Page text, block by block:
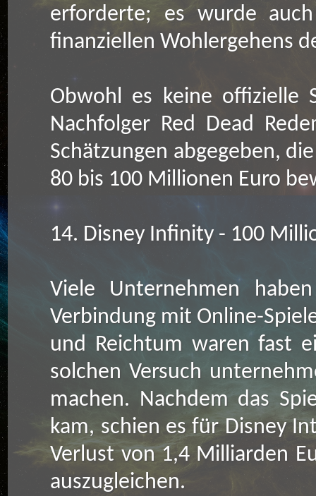
erforderte; es wurde
finanziellen Wohlergehens
Obwohl es keine offizielle
Nachfolger Red Dead
Schätzungen abgegeben,
80 bis 100 Millionen Euro
14. Disney Infinity - 100
Viele Unternehmen
Verbindung mit Online-
und Reichtum waren fast
solchen Versuch
machen. Nachdem das
kam, schien es für Disney
Verlust von 1,4 Milliarden
auszugleichen.